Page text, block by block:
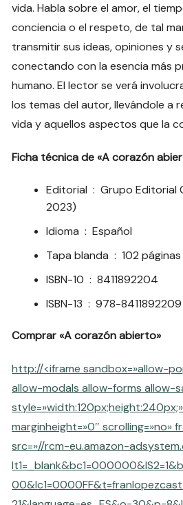
vida. Habla sobre el amor, el
conciencia o el respeto, de tal
transmitir sus ideas, opiniones y
conectando con la esencia más
humano. El lector se verá
los temas del autor, llevándole a
vida y aquellos aspectos que la
Ficha técnica de «A corazón
Editorial ‏ : ‎Grupo Editorial
2023)
Idioma ‏ : ‎Español
Tapa blanda ‏ : ‎102 páginas
ISBN-10 ‏ : ‎8411892204
ISBN-13 ‏ : ‎978-8411892209
Comprar «A corazón abierto»
http://<iframe sandbox=»allow-
allow-modals allow-forms allow-
marginheight=»0″ scrolling=»no»
src=»//rcm-eu.amazon-